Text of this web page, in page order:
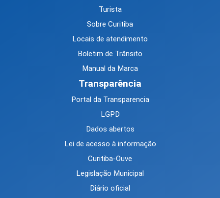
Turista
Sobre Curitiba
Locais de atendimento
Boletim de Trânsito
Manual da Marca
Transparência
Portal da Transparencia
LGPD
Dados abertos
Lei de acesso à informação
Curitiba-Ouve
Legislação Municipal
Diário oficial